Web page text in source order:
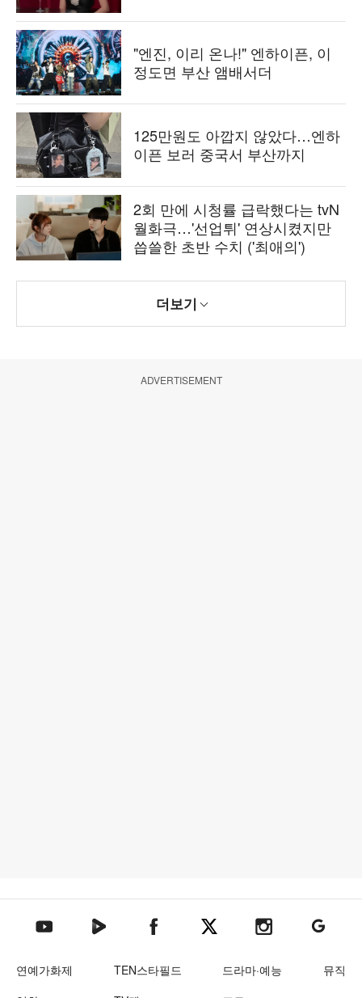
"엔진, 이리 온나!" 엔하이픈, 이
정도면 부산 앰배서더
125만원도 아깝지 않았다…엔하
이픈 보러 중국서 부산까지
2회 만에 시청률 급락했다는 tvN
월화극…'선업튀' 연상시켰지만
씁쓸한 초반 수치 ('최애의')
더보기
ADVERTISEMENT
텐아시아 유튜브텐아시아 네이버TV텐아시아 페이스북텐아시아 엑스텐아시아 인스타그램
텐아시아
연예가화제 TEN스타필드 드라마·예능
뮤직